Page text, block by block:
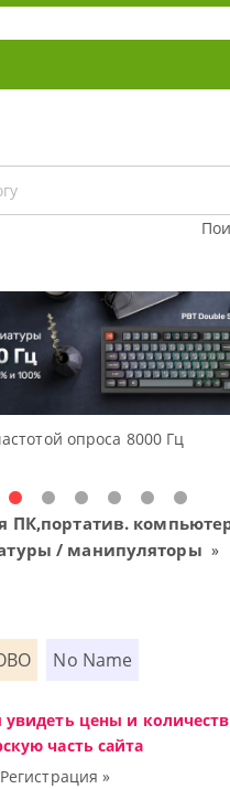
Гц
ПК,портатив.
/ манипуляторы »
No Name
увидеть цены и
часть сайта
Регистрация »